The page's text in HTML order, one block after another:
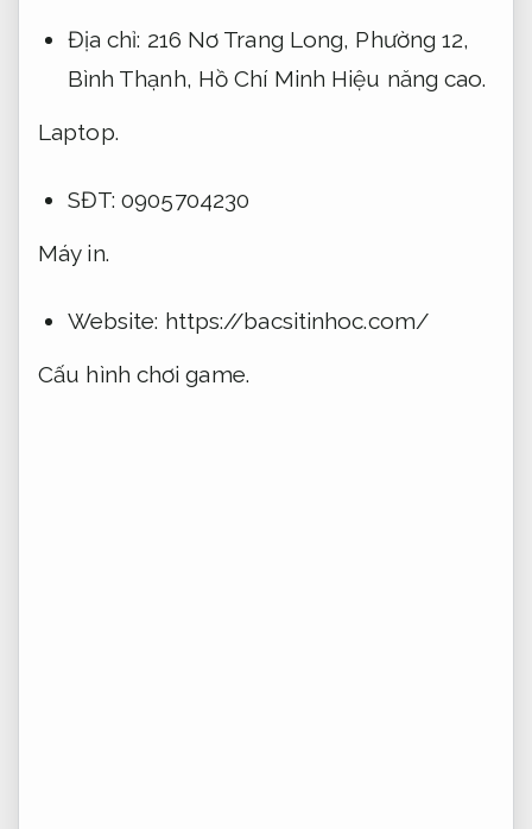
Địa chỉ: 216 Nơ Trang Long, Phường 12,
Bình Thạnh, Hồ Chí Minh Hiệu năng cao.
Laptop.
SĐT: 0905704230
Máy in.
Website: https://bacsitinhoc.com/
Cấu hình chơi game.